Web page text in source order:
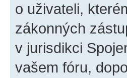
o uživateli,
zákonných
v jurisdikci
vašem fóru,